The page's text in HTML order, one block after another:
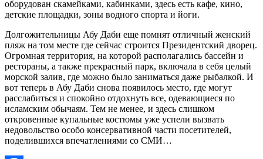
оборудован скамейками, кабинками, здесь есть кафе, кино,
детские площадки, зоны водного спорта и йоги.
Долгожительницы Абу Даби еще помнят отличный женский
пляж на том месте где сейчас строится Президентский дворец.
Огромная территория, на которой располагались бассейн и
рестораны, а также прекрасный парк, включала в себя целый
морской залив, где можно было заниматься даже рыбалкой. И
вот теперь в Абу Даби снова появилось место, где могут
расслабиться и спокойно отдохнуть все, одевающиеся по
исламским обычаям. Тем не менее, и здесь слишком
откровенные купальные костюмы уже успели вызвать
недовольство особо консервативной части посетителей,
поделившихся впечатлениями со СМИ…